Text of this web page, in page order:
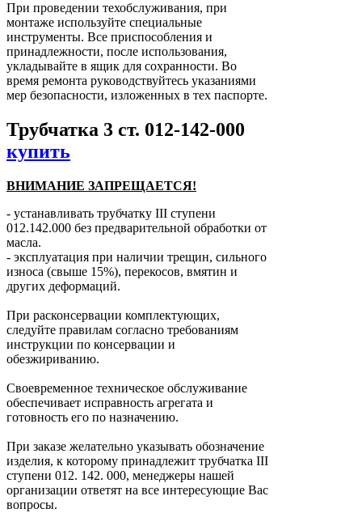
При проведении техобслуживания, при
монтаже используйте специальные
инструменты. Все приспособления и
принадлежности, после использования,
укладывайте в ящик для сохранности. Во
время ремонта руководствуйтесь указаниями
мер безопасности, изложенных в тех паспорте.
Трубчатка 3 ст. 012-142-000
купить
ВНИМАНИЕ ЗАПРЕЩАЕТСЯ!
- устанавливать трубчатку ІІІ ступени
012.142.000 без предварительной обработки от
масла.
- эксплуатация при наличии трещин, сильного
износа (свыше 15%), перекосов, вмятин и
других деформаций.
При расконсервации комплектующих,
следуйте правилам согласно требованиям
инструкции по консервации и
обезжириванию.
Своевременное техническое обслуживание
обеспечивает исправность агрегата и
готовность его по назначению.
При заказе желательно указывать обозначение
изделия, к которому принадлежит трубчатка III
ступени 012. 142. 000, менеджеры нашей
организации ответят на все интересующие Вас
вопросы.